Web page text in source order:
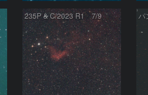
235P & C/2023 R1 7/9